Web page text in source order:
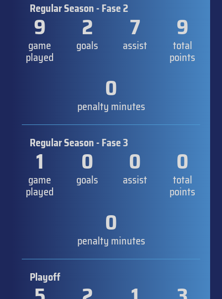
Regular Season - Fase 2
9
game
played
2
goals
7
assist
9
total
points
0
penalty minutes
Regular Season - Fase 3
1
game
played
0
goals
0
assist
0
total
points
0
penalty minutes
Playoff